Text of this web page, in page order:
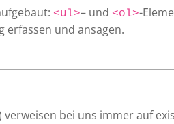
<ul>– und <ol>-
erfassen und ansagen.
verweisen bei uns immer auf